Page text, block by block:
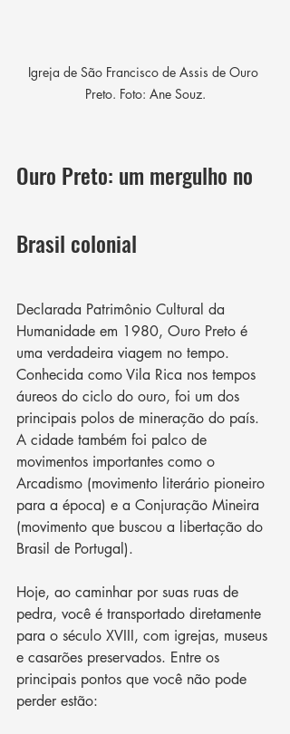
Igreja de São Francisco de Assis de Ouro
Preto. Foto: Ane Souz.
Ouro Preto: um mergulho no
Brasil colonial
Declarada Patrimônio Cultural da
Humanidade em 1980, Ouro Preto é
uma verdadeira viagem no tempo.
Conhecida como Vila Rica nos tempos
áureos do ciclo do ouro, foi um dos
principais polos de mineração do país.
A cidade também foi palco de
movimentos importantes como o
Arcadismo (movimento literário pioneiro
para a época) e a Conjuração Mineira
(movimento que buscou a libertação do
Brasil de Portugal).
Hoje, ao caminhar por suas ruas de
pedra, você é transportado diretamente
para o século XVIII, com igrejas, museus
e casarões preservados. Entre os
principais pontos que você não pode
perder estão: